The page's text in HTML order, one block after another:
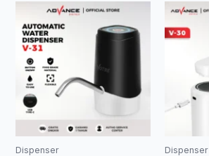
Dispenser Dispenser